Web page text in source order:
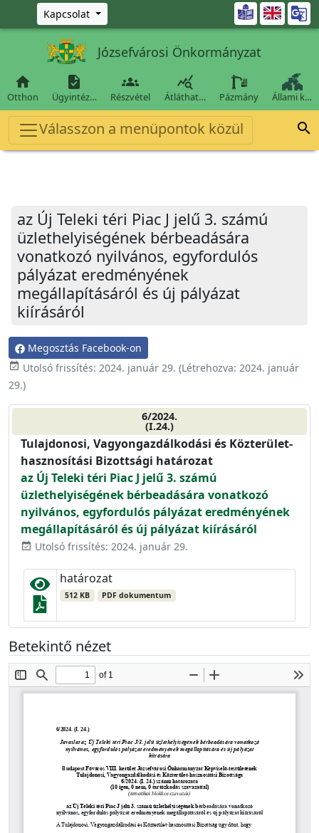
Ugrás a fő tartalomra
Kapcsolat 
Józsefvárosi Önkormányzat

Otthon

Ügyintéz…

Részvétel

Átláthat… Pázmány Állami k…
Válasszon a menüpontok közül 
az Új Teleki téri Piac J jelű 3. számú
üzlethelyiségének bérbeadására
vonatkozó nyilvános, egyfordulós
pályázat eredményének
megállapításáról és új pályázat
kiírásáról
Megosztás Facebook-on
event_available Utolsó frissítés: 2024. január 29. (Létrehozva: 2024. január
29.)
6/2024.
(I.24.)
Tulajdonosi, Vagyongazdálkodási és Közterület-
hasznosítási Bizottsági határozat
az Új Teleki téri Piac J jelű 3. számú
üzlethelyiségének bérbeadására vonatkozó
nyilvános, egyfordulós pályázat eredményének
megállapításáról és új pályázat kiírásáról
event_available Utolsó frissítés: 2024. január 29.
határozat
512 KB PDF dokumentum
Betekintő nézet